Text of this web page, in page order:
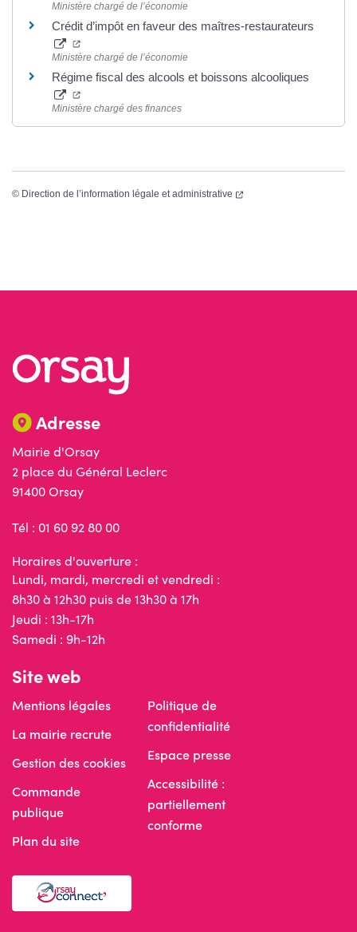
Ministère chargé de l’économie
Crédit d’impôt en faveur des maîtres-restaurateurs
(ouverture dans un nouvel onglet)
Ministère chargé de l’économie
Régime fiscal des alcools et boissons alcooliques
(ouverture dans un nouvel onglet)
Ministère chargé des finances
© Direction de l’information légale et administrative (ouverture dans un
Adresse
Mairie d'Orsay
2 place du Général Leclerc
91400 Orsay
Tél : 01 60 92 80 00
Horaires d'ouverture :
Lundi, mardi, mercredi et vendredi :
8h30 à 12h30 puis de 13h30 à 17h
Jeudi : 13h-17h
Samedi : 9h-12h
Site web
Mentions légales
La mairie recrute
Gestion des cookies
Commande
publique
Plan du site
Politique de
confidentialité
Espace presse
Accessibilité :
partiellement
conforme